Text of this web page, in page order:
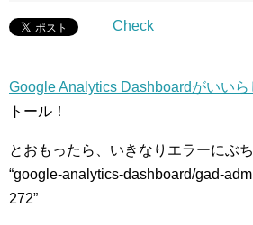
Check
Google Analytics Dashboardがいいら
トール！
とおもったら、いきなりエラーにぶち
“google-analytics-dashboard/gad-
272”